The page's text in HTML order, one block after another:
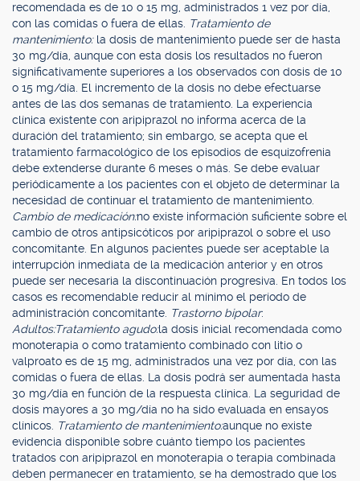
recomendada es de 10 o 15 mg, administrados 1 vez por día,
con las comidas o fuera de ellas. Tratamiento de
mantenimiento: la dosis de mantenimiento puede ser de hasta
30 mg/día, aunque con esta dosis los resultados no fueron
significativamente superiores a los observados con dosis de 10
o 15 mg/día. El incremento de la dosis no debe efectuarse
antes de las dos semanas de tratamiento. La experiencia
clínica existente con aripiprazol no informa acerca de la
duración del tratamiento; sin embargo, se acepta que el
tratamiento farmacológico de los episodios de esquizofrenia
debe extenderse durante 6 meses o más. Se debe evaluar
periódicamente a los pacientes con el objeto de determinar la
necesidad de continuar el tratamiento de mantenimiento.
Cambio de medicación:no existe información suficiente sobre el
cambio de otros antipsicóticos por aripiprazol o sobre el uso
concomitante. En algunos pacientes puede ser aceptable la
interrupción inmediata de la medicación anterior y en otros
puede ser necesaria la discontinuación progresiva. En todos los
casos es recomendable reducir al mínimo el período de
administración concomitante. Trastorno bipolar:
Adultos:Tratamiento agudo:la dosis inicial recomendada como
monoterapia o como tratamiento combinado con litio o
valproato es de 15 mg, administrados una vez por día, con las
comidas o fuera de ellas. La dosis podrá ser aumentada hasta
30 mg/día en función de la respuesta clínica. La seguridad de
dosis mayores a 30 mg/día no ha sido evaluada en ensayos
clínicos. Tratamiento de mantenimiento:aunque no existe
evidencia disponible sobre cuánto tiempo los pacientes
tratados con aripiprazol en monoterapia o terapia combinada
deben permanecer en tratamiento, se ha demostrado que los